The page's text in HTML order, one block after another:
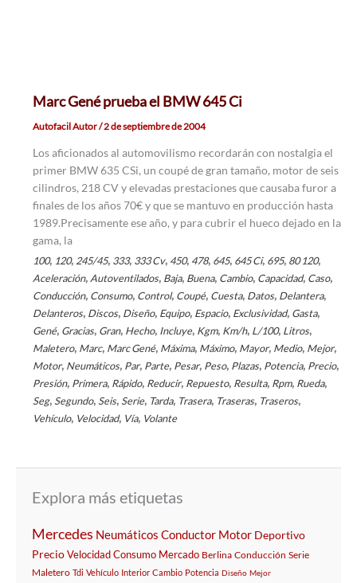
Marc Gené prueba el BMW 645 Ci
Autofacil Autor/2 de septiembre de 2004
Los aficionados al automovilismo recordarán con nostalgia el
primer BMW 635 CSi, un coupé de gran tamaño, motor de seis
cilindros, 218 CV y elevadas prestaciones que causaba furor a
finales de los años 70€ y que se mantuvo en producción hasta
1989.Precisamente ese año, y para cubrir el hueco dejado en la
gama, la
100, 120,245/45, 333, 333 Cv, 450, 478, 645, 645 Ci, 695, 80 120,
Aceleración,Autoventilados, Baja, Buena, Cambio, Capacidad, Caso,
Conducción, Consumo, Control, Coupé, Cuesta, Datos, Delantera,
Delanteros, Discos, Diseño, Equipo, Espacio, Exclusividad, Gasta,
Gené, Gracias, Gran, Hecho, Incluye, Kgm, Km/h, L/100, Litros,
Maletero, Marc, Marc Gené, Máxima, Máximo, Mayor, Medio, Mejor,
Motor, Neumáticos, Par, Parte, Pesar, Peso, Plazas, Potencia, Precio,
Presión, Primera, Rápido, Reducir, Repuesto, Resulta, Rpm, Rueda,
Seg, Segundo, Seis, Serie, Tarda, Trasera, Traseras, Traseros,
Vehículo, Velocidad, Vía, Volante
Explora más etiquetas
Mercedes Neumáticos Conductor Motor Deportivo
PrecioVelocidadConsumo Mercado Berlina Conducción Serie
Maletero Tdi Vehículo Interior Cambio Potencia Diseño Mejor